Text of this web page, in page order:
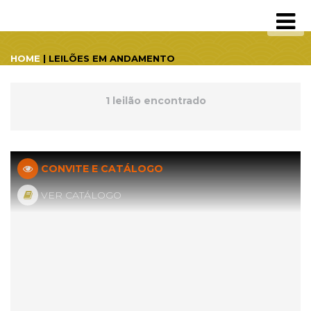
HOME | LEILÕES EM ANDAMENTO
1 leilão encontrado
CONVITE E CATÁLOGO
VER CATÁLOGO